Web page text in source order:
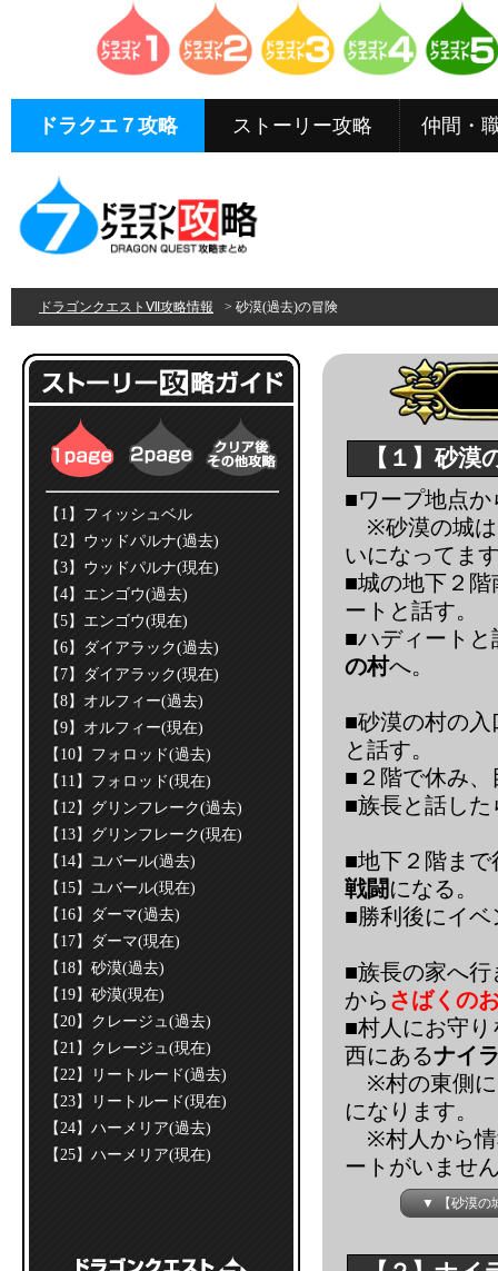
ドラクエ７攻略 ストーリー攻略 仲間・
ドラゴンクエストⅦ攻略情報 > 砂漠(過去)の冒険
【1】フィッシュベル
【2】ウッドパルナ(過去)
【3】ウッドパルナ(現在)
【4】エンゴウ(過去)
【5】エンゴウ(現在)
【6】ダイアラック(過去)
【7】ダイアラック(現在)
【8】オルフィー(過去)
【9】オルフィー(現在)
【10】フォロッド(過去)
【11】フォロッド(現在)
【12】グリンフレーク(過去)
【13】グリンフレーク(現在)
【14】ユバール(過去)
【15】ユバール(現在)
【16】ダーマ(過去)
【17】ダーマ(現在)
【18】砂漠(過去)
【19】砂漠(現在)
【20】クレージュ(過去)
【21】クレージュ(現在)
【22】リートルード(過去)
【23】リートルード(現在)
【24】ハーメリア(過去)
【25】ハーメリア(現在)
【１】砂
■ワープ地点か
※砂漠の城は
いになってま
■城の地下２
ートと話す。
■ハディート
の村へ。
■砂漠の村の
と話す。
■２階で休み
■族長と話した
■地下２階ま
戦闘になる。
■勝利後にイ
■族長の家へ
から さばくの
■村人にお守
西にあるナイ
※村の東側
になります。
※村人から
ートがいませ
▼ 【砂漠の